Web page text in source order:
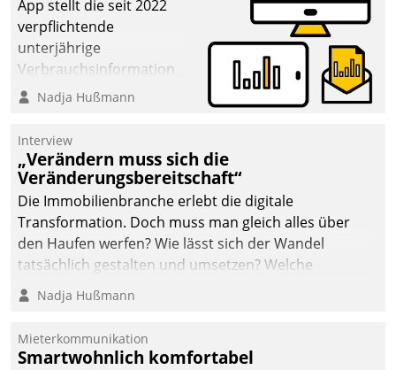
App stellt die seit 2022
verpflichtende
unterjährige
Verbrauchsinformation
schnell, zuverlässig und
Die monatlichen
Mitteilungen zum
Heizungs- und
Wasserverbrauch gehen
automatisiert, vollständig
und auf Wunsch über
mehrere zuvor
Kommunikationswege bei
Nadja Hußmann
Interview
„Verändern muss sich die
Veränderungsbereitschaft“
Die Immobilienbranche erlebt die digitale
Transformation. Doch muss man gleich alles über
den Haufen werfen? Wie lässt sich der Wandel
tatsächlich gestalten und umsetzen? Welche
Argumente zählen wirklich?
Nadja Hußmann
Mieterkommunikation
Smartwohnlich komfortabel